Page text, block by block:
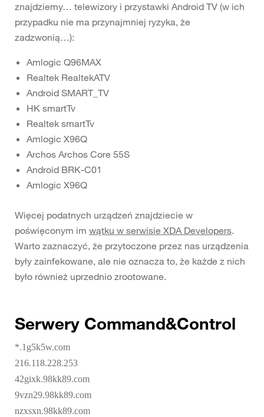
znajdziemy… telewizory i przystawki Android TV (w ich
przypadku nie ma przynajmniej ryzyka, że
zadzwonią…):
Amlogic Q96MAX
Realtek RealtekATV
Android SMART_TV
HK smartTv
Realtek smartTv
Amlogic X96Q
Archos Archos Core 55S
Android BRK-C01
Amlogic X96Q
Więcej podatnych urządzeń znajdziecie w
poświęconym im wątku w serwisie XDA Developers.
Warto zaznaczyć, że przytoczone przez nas urządzenia
były zainfekowane, ale nie oznacza to, że każde z nich
było również uprzednio zrootowane.
Serwery Command&Control
*.1g5k5w.com
216.118.228.253
42gixk.98kk89.com
9vzn29.98kk89.com
nzxsxn.98kk89.com